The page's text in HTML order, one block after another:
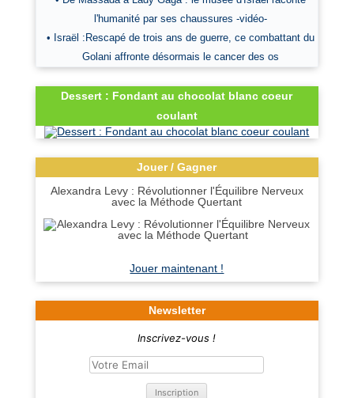
l'humanité par ses chaussures -vidéo-
• Israël :Rescapé de trois ans de guerre, ce combattant du
Golani affronte désormais le cancer des os
Dessert : Fondant au chocolat blanc coeur
coulant
Jouer / Gagner
Alexandra Levy : Révolutionner l'Équilibre Nerveux
avec la Méthode Quertant
Jouer maintenant !
Newsletter
Inscrivez-vous !